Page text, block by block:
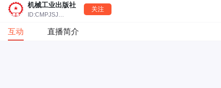
机械工业出版社
ID:CMPJSJBOOK
关注
互动 直播简介